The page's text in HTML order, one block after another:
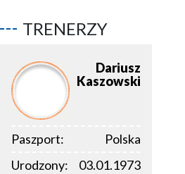
TRENERZY
Dariusz
Kaszowski
Paszport:
Polska
Urodzony:
03.01.1973